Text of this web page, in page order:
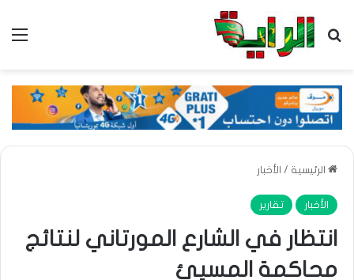
بحث عن
الرئيسية / الأخبار
الأخبار تقارير
انتظار في الشارع المورتاني لنتائج
محاكمة المسيئ